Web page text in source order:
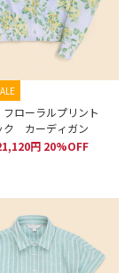
ローラルプリント
ク カーディガン
円 20%OFF